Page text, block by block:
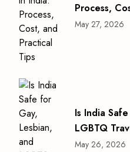
Process,
May 27, 2026
Is India
LGBTQ
May 26, 2026